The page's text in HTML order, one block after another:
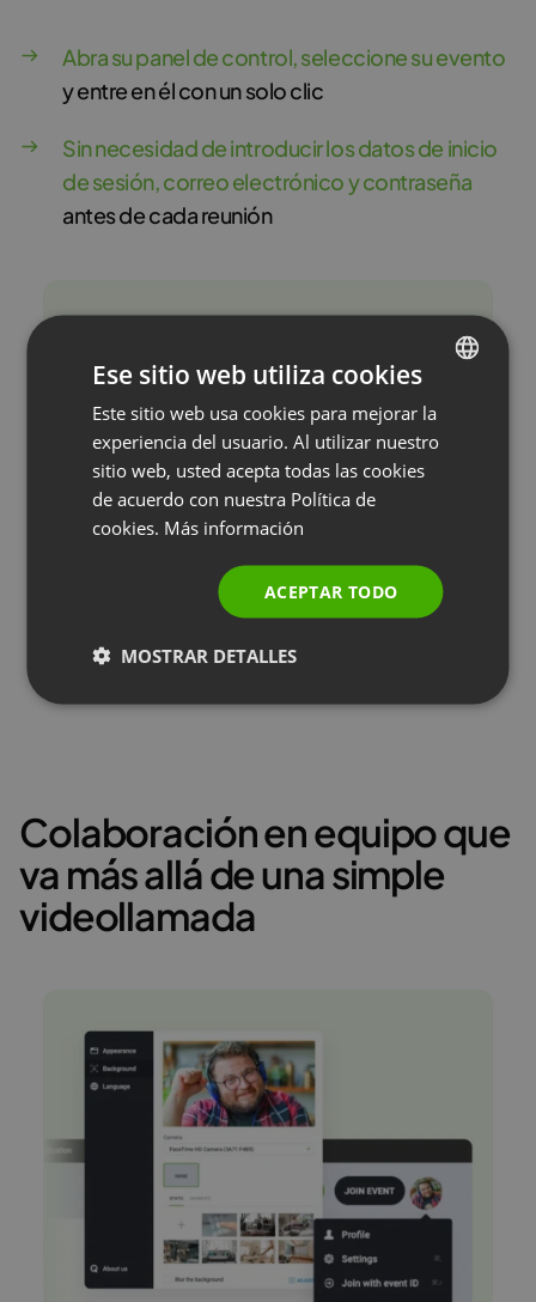
Abra su panel de control, seleccione su evento
y entre en él con un solo clic
Sin necesidad de introducir los datos de inicio
de sesión, correo electrónico y contraseña
antes de cada reunión
Colaboración en equipo que
va más allá de una simple
videollamada
ENGLISH
FRENCH
RUSSIAN
SPANISH
Ese sitio web utiliza cookies
Este sitio web usa cookies para mejorar la
experiencia del usuario. Al utilizar nuestro
sitio web, usted acepta todas las cookies
de acuerdo con nuestra Política de
cookies. Más información
ACEPTAR TODO
MOSTRAR DETALLES